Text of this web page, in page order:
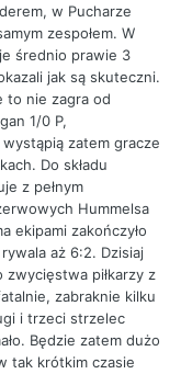
w Pucharze
zespołem. W
średnio prawie 3
jak są skuteczni.
to nie zagra od
1/0 P,
wystąpią zatem gracze
Do składu
z pełnym
Hummelsa
ekipami zakończyło
aż 6:2. Dzisiaj
piłkarzy z
zabraknie kilku
i trzeci strzelec
Będzie zatem dużo
tak krótkim czasie